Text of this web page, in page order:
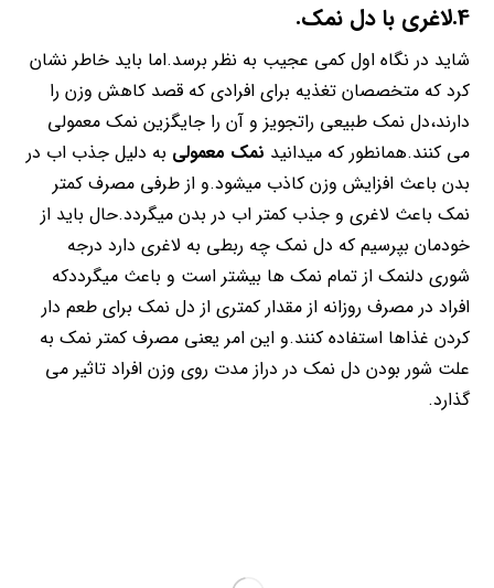
4.لاغری با دل نمک.
شاید در نگاه اول کمی عجیب به نظر برسد.اما باید خاطر نشان
کرد که متخصصان تغذیه برای افرادی که قصد کاهش وزن را
دارند،دل نمک طبیعی راتجویز و آن را جایگزین نمک معمولی
می کنند.همانطور که میدانید نمک معمولی به دلیل جذب اب در
بدن باعث افزایش وزن کاذب میشود.و از طرفی مصرف کمتر
نمک باعث لاغری و جذب کمتر اب در بدن میگردد.حال باید از
خودمان بپرسیم که دل نمک چه ربطی به لاغری دارد درجه
شوری دلنمک از تمام نمک ها بیشتر است و باعث میگرددکه
افراد در مصرف روزانه از مقدار کمتری از دل نمک برای طعم دار
کردن غذاها استفاده کنند.و این امر یعنی مصرف کمتر نمک به
علت شور بودن دل نمک در دراز مدت روی وزن افراد تاثیر می
گذارد.